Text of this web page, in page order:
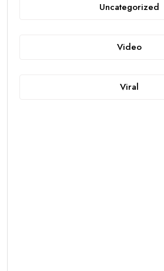
Uncategorized
Video
Viral